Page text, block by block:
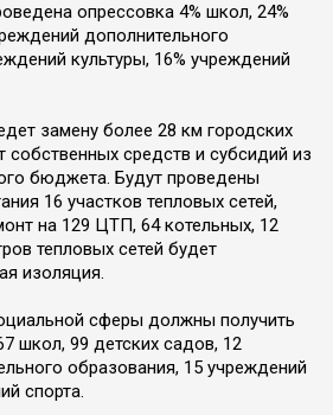
опрессовка 4% школ, 24%
дополнительного
культуры, 16% учреждений
замену более 28 км городских
собственных средств и субсидий из
бюджета. Будут проведены
16 участков тепловых сетей,
на 129 ЦТП, 64 котельных, 12
тепловых сетей будет
изоляция.
сферы должны получить
школ, 99 детских садов, 12
образования, 15 учреждений
спорта.